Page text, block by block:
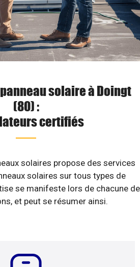
solaire à Doingt
(80) :
certifiés
solaires propose des services
solaires sur tous types de
se manifeste lors de chacune de
et peut se résumer ainsi.